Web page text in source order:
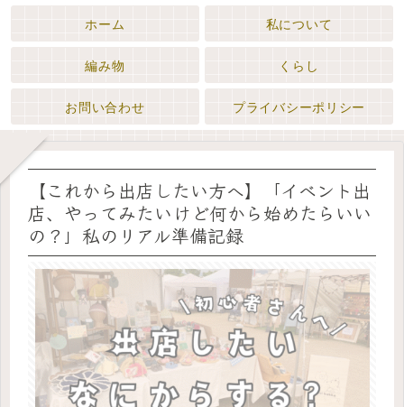
ホーム 私について
編み物 くらし
お問い合わせ プライバシーポリシー
【これから出店したい方へ】「イベント出
店、やってみたいけど何から始めたらいい
の？」私のリアル準備記録